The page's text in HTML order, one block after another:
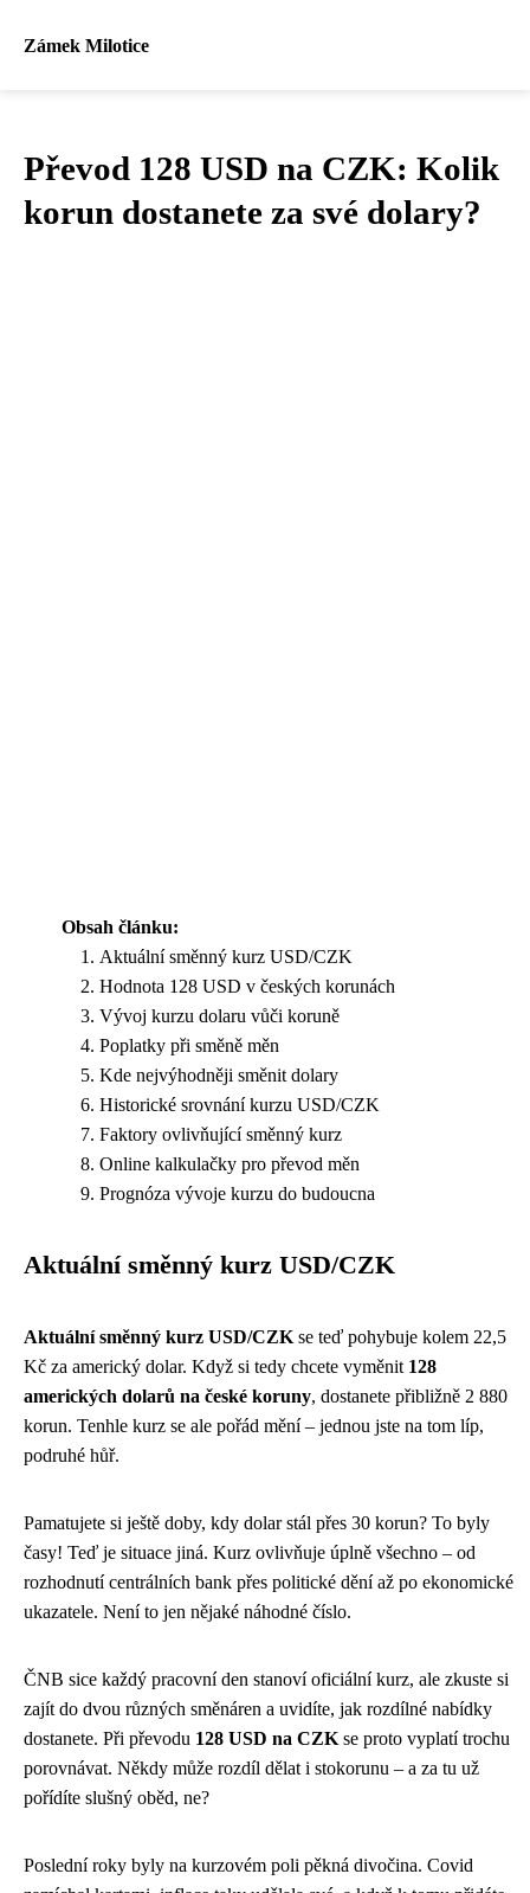
Zámek Milotice
Převod 128 USD na CZK: Kolik
korun dostanete za své dolary?
Obsah článku:
Aktuální směnný kurz USD/CZK
Hodnota 128 USD v českých korunách
Vývoj kurzu dolaru vůči koruně
Poplatky při směně měn
Kde nejvýhodněji směnit dolary
Historické srovnání kurzu USD/CZK
Faktory ovlivňující směnný kurz
Online kalkulačky pro převod měn
Prognóza vývoje kurzu do budoucna
Aktuální směnný kurz USD/CZK
Aktuální směnný kurz USD/CZK se teď pohybuje kolem 22,5
Kč za americký dolar. Když si tedy chcete vyměnit 128
amerických dolarů na české koruny, dostanete přibližně 2 880
korun. Tenhle kurz se ale pořád mění – jednou jste na tom líp,
podruhé hůř.
Pamatujete si ještě doby, kdy dolar stál přes 30 korun? To byly
časy! Teď je situace jiná. Kurz ovlivňuje úplně všechno – od
rozhodnutí centrálních bank přes politické dění až po ekonomické
ukazatele. Není to jen nějaké náhodné číslo.
ČNB sice každý pracovní den stanoví oficiální kurz, ale zkuste si
zajít do dvou různých směnáren a uvidíte, jak rozdílné nabídky
dostanete. Při převodu 128 USD na CZK se proto vyplatí trochu
porovnávat. Někdy může rozdíl dělat i stokorunu – a za tu už
pořídíte slušný oběd, ne?
Poslední roky byly na kurzovém poli pěkná divočina. Covid